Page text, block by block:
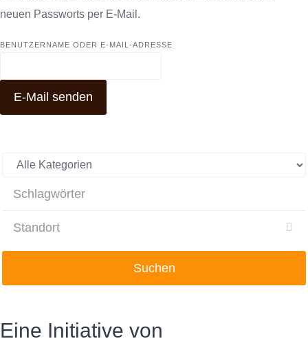
neuen Passworts per E-Mail.
BENUTZERNAME ODER E-MAIL-ADRESSE
E-Mail senden
Suchen
Eine Initiative von